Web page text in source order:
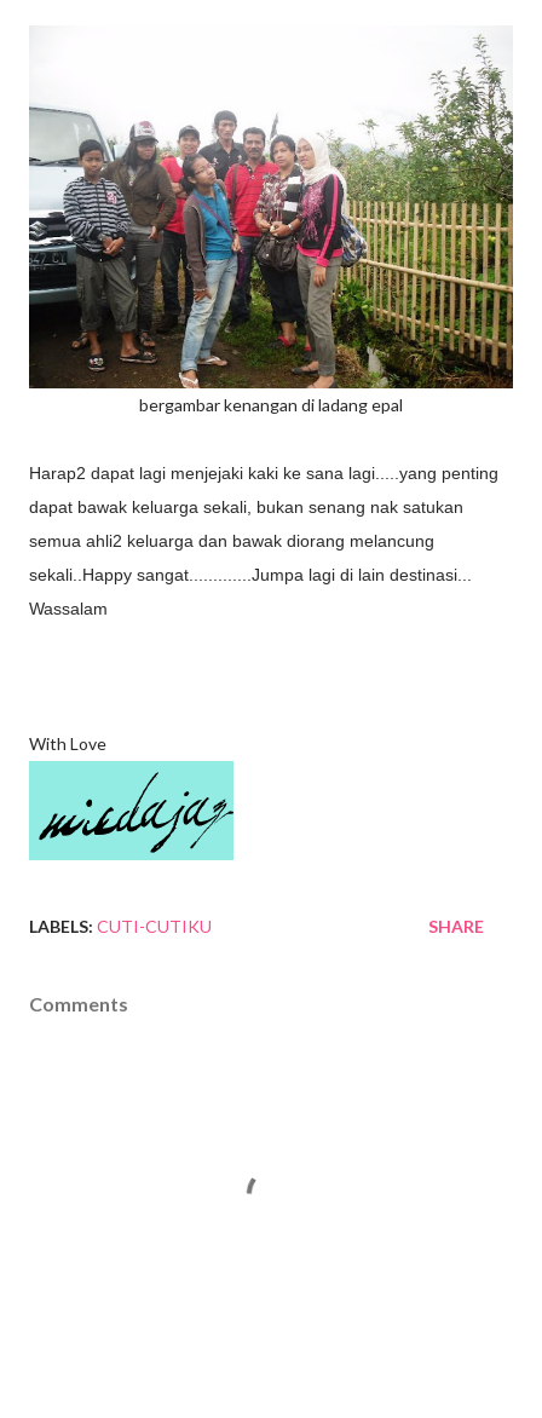
bergambar kenangan di ladang epal
Harap2 dapat lagi menjejaki kaki ke sana lagi.....yang penting
dapat bawak keluarga sekali, bukan senang nak satukan
semua ahli2 keluarga dan bawak diorang melancung
sekali..Happy sangat.............Jumpa lagi di lain destinasi...
Wassalam
With Love
LABELS: CUTI-CUTIKU SHARE
Comments